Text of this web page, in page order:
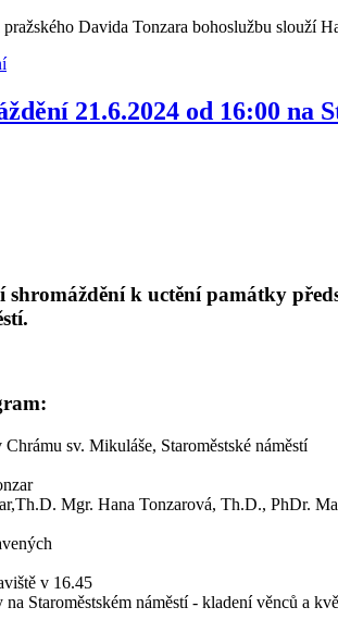
Davida Tonzara bohoslužbu slouží
21.6.2024 od 16:00 na
shromáždění k uctění památky
sv. Mikuláše, Staroměstské náměstí
Mgr. Hana Tonzarová, Th.D., PhDr.
v 16.45
na Staroměstském náměstí - kladení věnců a